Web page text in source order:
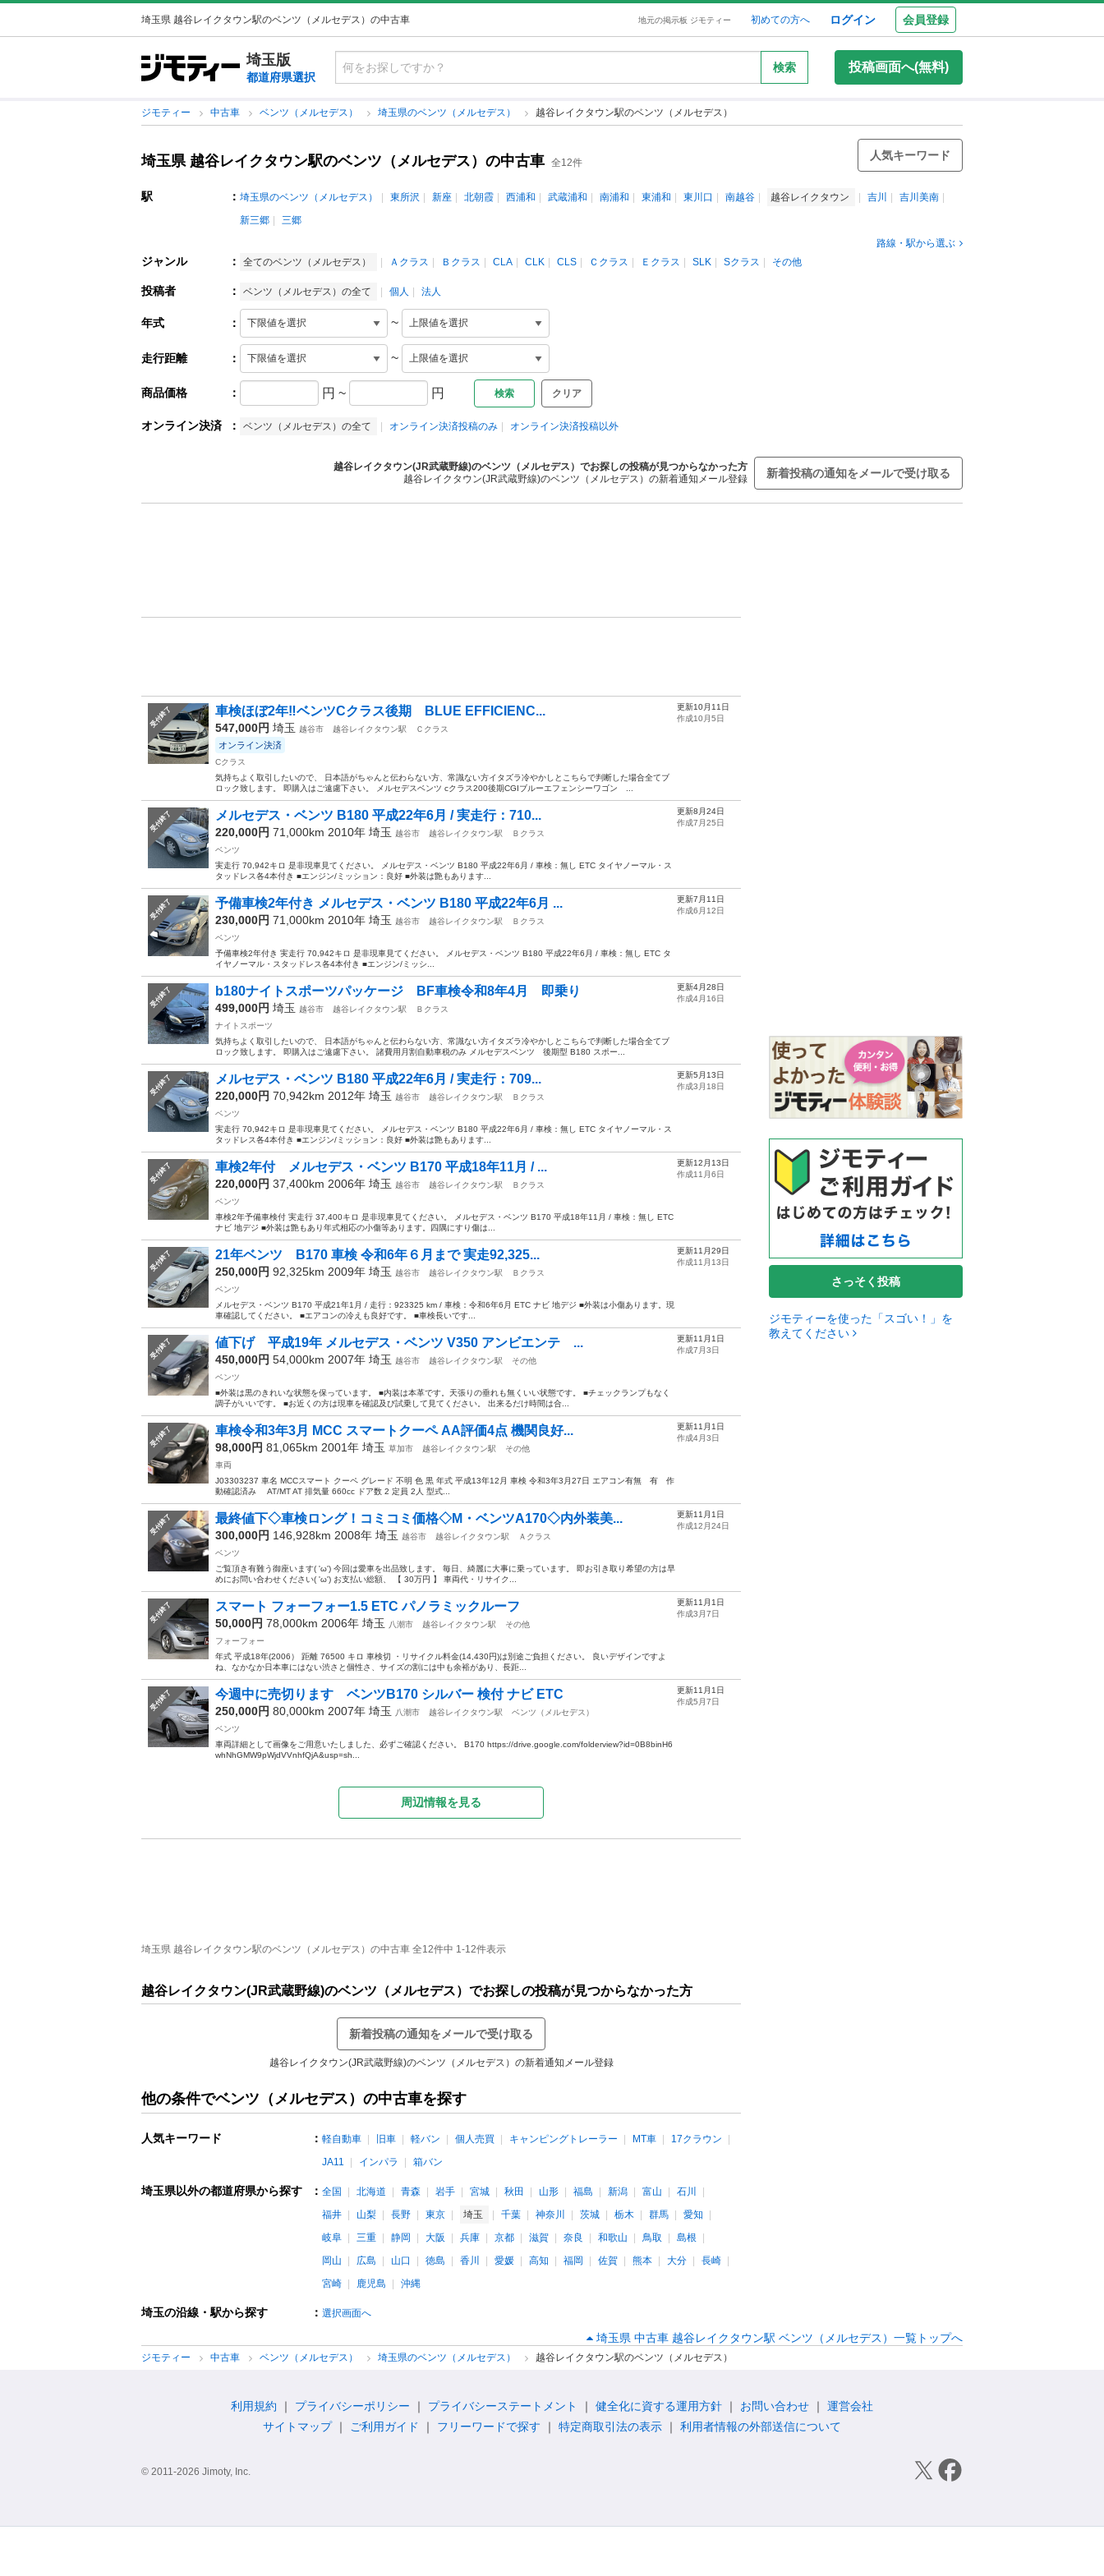
埼玉県 越谷レイクタウン駅のベンツ（メルセデス）の中古車 地元の掲示板 ジモティー 初めての方へ ログイン 会員登録
埼玉版
都道府県選択
検索 投稿画面へ(無料)
ジモティー 中古車 ベンツ（メルセデス） 埼玉県のベンツ（メルセデス） 越谷レイクタウン駅のベンツ（メルセデス）
埼玉県 越谷レイクタウン駅のベンツ（メルセデス）の中古車 全12件
人気キーワード
駅 ： 埼玉県のベンツ（メルセデス） 東所沢 新座 北朝霞 西浦和 武蔵浦和 南浦和 東浦和 東川口 南越谷 越谷レイクタウン 吉川
吉川美南
新三郷
三郷
路線・駅から選ぶ
ジャンル ： 全てのベンツ（メルセデス） Ａクラス Ｂクラス CLA CLK CLS Ｃクラス Ｅクラス SLK Sクラス その他
投稿者 ： ベンツ（メルセデス）の全て 個人 法人
年式 ： ~
走行距離 ： ~
商品価格 ： 円 ~ 円 クリア
オンライン決済 ： ベンツ（メルセデス）の全て オンライン決済投稿のみ オンライン決済投稿以外
越谷レイクタウン(JR武蔵野線)のベンツ（メルセデス）でお探しの投稿が見つからなかった方
越谷レイクタウン(JR武蔵野線)のベンツ（メルセデス）の新着通知メール登録
新着投稿の通知をメールで受け取る
受付終了 車検ほぼ2年‼︎ベンツCクラス後期 BLUE EFFICIENC...
547,000円 埼玉 越谷市 越谷レイクタウン駅 Ｃクラス
オンライン決済
Cクラス
気持ちよく取引したいので、 日本語がちゃんと伝わらない方、常識ない方イタズラ冷やかしとこちらで判断した場合全てブ
ロック致します。 即購入はご遠慮下さい。 メルセデスベンツ cクラス200後期CGIブルーエフェンシーワゴン ...
更新10月11日
作成10月5日
受付終了 メルセデス・ベンツ B180 平成22年6月 / 実走行：710...
220,000円 71,000km 2010年 埼玉 越谷市 越谷レイクタウン駅
Ｂクラス
ベンツ
実走行 70,942キロ 是非現車見てください。 メルセデス・ベンツ B180 平成22年6月 / 車検：無し ETC タイヤノーマル・ス
タッドレス各4本付き ■エンジン/ミッション：良好 ■外装は艶もあります...
更新8月24日
作成7月25日
受付終了 予備車検2年付き メルセデス・ベンツ B180 平成22年6月 ...
230,000円 71,000km 2010年 埼玉 越谷市 越谷レイクタウン駅
Ｂクラス
ベンツ
予備車検2年付き 実走行 70,942キロ 是非現車見てください。 メルセデス・ベンツ B180 平成22年6月 / 車検：無し ETC タ
イヤノーマル・スタッドレス各4本付き ■エンジン/ミッシ...
更新7月11日
作成6月12日
受付終了 b180ナイトスポーツパッケージ BF車検令和8年4月 即乗り
499,000円 埼玉 越谷市 越谷レイクタウン駅
Ｂクラス
ナイトスポーツ
気持ちよく取引したいので、 日本語がちゃんと伝わらない方、常識ない方イタズラ冷やかしとこちらで判断した場合全てブ
ロック致します。 即購入はご遠慮下さい。 諸費用月割自動車税のみ メルセデスベンツ 後期型 B180 スポー...
更新4月28日
作成4月16日
受付終了 メルセデス・ベンツ B180 平成22年6月 / 実走行：709...
220,000円 70,942km 2012年 埼玉 越谷市 越谷レイクタウン駅
Ｂクラス
ベンツ
実走行 70,942キロ 是非現車見てください。 メルセデス・ベンツ B180 平成22年6月 / 車検：無し ETC タイヤノーマル・ス
タッドレス各4本付き ■エンジン/ミッション：良好 ■外装は艶もあります...
更新5月13日
作成3月18日
受付終了 車検2年付 メルセデス・ベンツ B170 平成18年11月 / ...
220,000円 37,400km 2006年 埼玉 越谷市 越谷レイクタウン駅
Ｂクラス
ベンツ
車検2年予備車検付 実走行 37,400キロ 是非現車見てください。 メルセデス・ベンツ B170 平成18年11月 / 車検：無し ETC
ナビ 地デジ ■外装は艶もあり年式相応の小傷等あります。四隅にすり傷は...
更新12月13日
作成11月6日
受付終了 21年ベンツ B170 車検 令和6年６月まで 実走92,325...
250,000円 92,325km 2009年 埼玉 越谷市 越谷レイクタウン駅
Ｂクラス
ベンツ
メルセデス・ベンツ B170 平成21年1月 / 走行：923325 km / 車検：令和6年6月 ETC ナビ 地デジ ■外装は小傷あります。現
車確認してください。 ■エアコンの冷えも良好です。 ■車検長いです...
更新11月29日
作成11月13日
受付終了 値下げ 平成19年 メルセデス・ベンツ V350 アンビエンテ ...
450,000円 54,000km 2007年 埼玉 越谷市 越谷レイクタウン駅
その他
ベンツ
■外装は黒のきれいな状態を保っています。 ■内装は本革です。天張りの垂れも無くいい状態です。 ■チェックランプもなく
調子がいいです。 ■お近くの方は現車を確認及び試乗して見てください。 出来るだけ時間は合...
更新11月1日
作成7月3日
受付終了 車検令和3年3月 MCC スマートクーペ AA評価4点 機関良好...
98,000円 81,065km 2001年 埼玉 草加市 越谷レイクタウン駅
その他
車両
J03303237 車名 MCCスマート クーペ グレード 不明 色 黒 年式 平成13年12月 車検 令和3年3月27日 エアコン有無 有 作
動確認済み AT/MT AT 排気量 660cc ドア数 2 定員 2人 型式...
更新11月1日
作成4月3日
受付終了 最終値下◇車検ロング！コミコミ価格◇M・ベンツA170◇内外装美...
300,000円 146,928km 2008年 埼玉 越谷市 越谷レイクタウン駅
Ａクラス
ベンツ
ご覧頂き有難う御座います( 'ω') 今回は愛車を出品致します。 毎日、綺麗に大事に乗っています。 即お引き取り希望の方は早
めにお問い合わせください( 'ω') お支払い総額、 【 30万円 】 車両代・リサイク...
更新11月1日
作成12月24日
受付終了 スマート フォーフォー1.5 ETC パノラミックルーフ
50,000円 78,000km 2006年 埼玉 八潮市 越谷レイクタウン駅
その他
フォーフォー
年式 平成18年(2006） 距離 76500 キロ 車検切 ・リサイクル料金(14,430円)は別途ご負担ください。 良いデザインですよ
ね、なかなか日本車にはない渋さと個性さ、サイズの割には中も余裕があり、長距...
更新11月1日
作成3月7日
受付終了 今週中に売切ります ベンツB170 シルバー 検付 ナビ ETC
250,000円 80,000km 2007年 埼玉 八潮市 越谷レイクタウン駅
ベンツ（メルセデス）
ベンツ
車両詳細として画像をご用意いたしました、必ずご確認ください。 B170 https://drive.google.com/folderview?id=0B8binH6
whNhGMW9pWjdVVnhfQjA&usp=sh...
更新11月1日
作成5月7日
周辺情報を見る
埼玉県 越谷レイクタウン駅のベンツ（メルセデス）の中古車 全12件中 1-12件表示
越谷レイクタウン(JR武蔵野線)のベンツ（メルセデス）でお探しの投稿が見つからなかった方
新着投稿の通知をメールで受け取る
越谷レイクタウン(JR武蔵野線)のベンツ（メルセデス）の新着通知メール登録
他の条件でベンツ（メルセデス）の中古車を探す
人気キーワード ： 軽自動車 旧車 軽バン 個人売買 キャンピングトレーラー MT車
17クラウン
JA11
インパラ 箱バン
埼玉県以外の都道府県から探す ： 全国 北海道 青森 岩手 宮城 秋田 山形 福島 新潟 富山
石川
福井
山梨 長野 東京 埼玉 千葉 神奈川 茨城 栃木 群馬
愛知
岐阜
三重 静岡 大阪 兵庫 京都 滋賀 奈良 和歌山 鳥取
島根
岡山
広島 山口 徳島 香川 愛媛 高知 福岡 佐賀 熊本 大分
長崎
宮崎
鹿児島 沖縄
埼玉の沿線・駅から探す ： 選択画面へ
さっそく投稿
ジモティーを使った「スゴい！」を
教えてください
埼玉県 中古車 越谷レイクタウン駅 ベンツ（メルセデス）一覧トップへ
ジモティー 中古車 ベンツ（メルセデス） 埼玉県のベンツ（メルセデス） 越谷レイクタウン駅のベンツ（メルセデス）
利用規約 プライバシーポリシー プライバシーステートメント 健全化に資する運用方針 お問い合わせ
運営会社
サイトマップ
ご利用ガイド フリーワードで探す 特定商取引法の表示 利用者情報の外部送信について
© 2011-2026 Jimoty, Inc.